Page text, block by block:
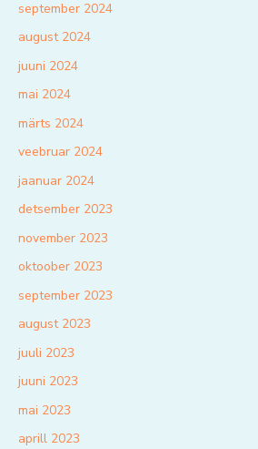
september 2024
august 2024
juuni 2024
mai 2024
märts 2024
veebruar 2024
jaanuar 2024
detsember 2023
november 2023
oktoober 2023
september 2023
august 2023
juuli 2023
juuni 2023
mai 2023
aprill 2023